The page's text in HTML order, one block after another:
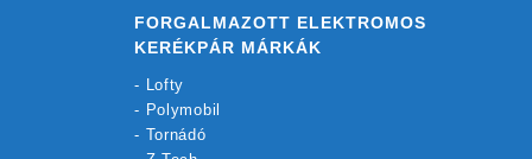
FORGALMAZOTT ELEKTROMOS
KERÉKPÁR MÁRKÁK
- Lofty
- Polymobil
- Tornádó